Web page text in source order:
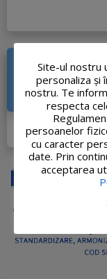
CREŞTEREA
TĂŞNAD PRIN
MOBILITATE PE
DETALII PROIECT
Site-ul nostru
personaliza și
nostru. Te
respecta
persoanelor
cu caracter
date. Prin
acceptarea